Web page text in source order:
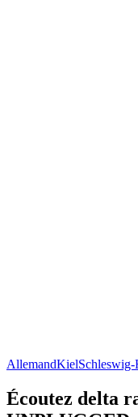
AllemandKielSchleswig-
Écoutez delta